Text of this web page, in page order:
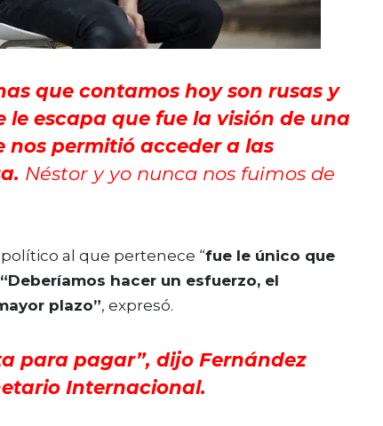
que contamos hoy son rusas y
le escapa que fue la visión de una
permitió acceder a las
Néstor y yo nunca nos fuimos de
al que pertenece “fue le único que
“Deberíamos hacer un esfuerzo, el
plazo”, expresó.
para pagar”, dijo Fernández
Internacional.